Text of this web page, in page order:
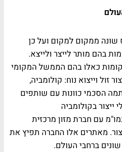
שונה ממקום למקום ועל כן
בהם מותר לייצר ולייצא.
כאלו בהם הממשל המקומי
זול וייצוא נוח: קולומביה,
הסכמי כוונות עם שותפים
בקולומביה
עם חברת מזון מרכזית
מאתרים אלו החברה תפיץ את
ברחבי העולם.